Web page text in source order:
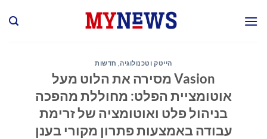
הייטק וטכנולוגיה חדשות
Vasion מסירה את הלוט מעל
אוטומציית הפלט: מחוללת מהפכה
בניהול פלט ואוטומציה של זרימת
עבודה באמצעות פתרון מקורי בענן